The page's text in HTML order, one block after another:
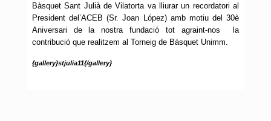
Bàsquet Sant Julià de Vilatorta va lliurar un recordatori al
President del’ACEB (Sr. Joan López) amb motiu del 30è
Aniversari de la nostra fundació tot agraint-nos la
contribució que realitzem al Torneig de Bàsquet Unimm.
{gallery}stjulia11{/gallery}